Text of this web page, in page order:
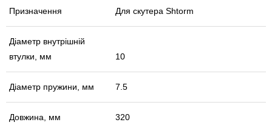
Призначення Для скутера Shtorm
Діаметр внутрішній
втулки, мм
10
Діаметр пружини, мм 7.5
Довжина, мм 320